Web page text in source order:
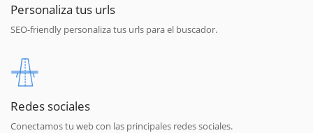
Personaliza tus urls
SEO-friendly personaliza tus urls para el buscador.
Redes sociales
Conectamos tu web con las principales redes sociales.